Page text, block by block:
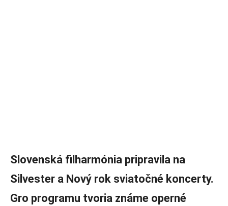
Slovenská filharmónia pripravila na
Silvester a Nový rok sviatočné koncerty.
Gro programu tvoria známe operné